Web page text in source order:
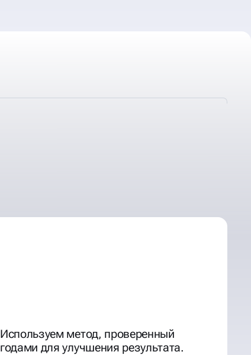
Используем метод, проверенный
годами для улучшения результата.